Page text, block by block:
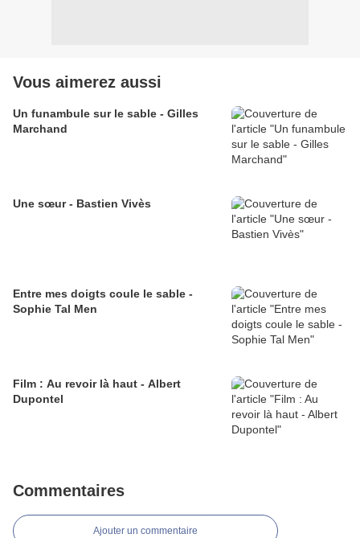
Vous aimerez aussi
Un funambule sur le sable - Gilles
Marchand
Une sœur - Bastien Vivès
Entre mes doigts coule le sable -
Sophie Tal Men
Film : Au revoir là haut - Albert
Dupontel
Commentaires
Ajouter un commentaire